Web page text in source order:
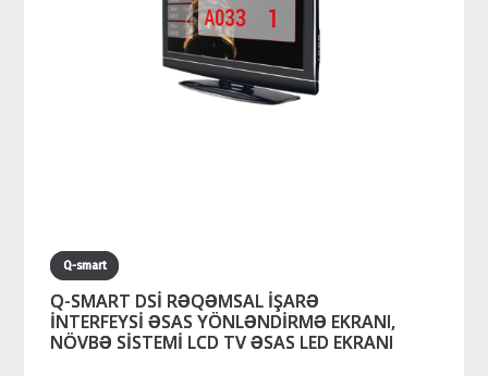
Q-smart
Q-SMART DSİ RƏQƏMSAL İŞARƏ
İNTERFEYSİ ƏSAS YÖNLƏNDİRMƏ EKRANI,
NÖVBƏ SİSTEMİ LCD TV ƏSAS LED EKRANI